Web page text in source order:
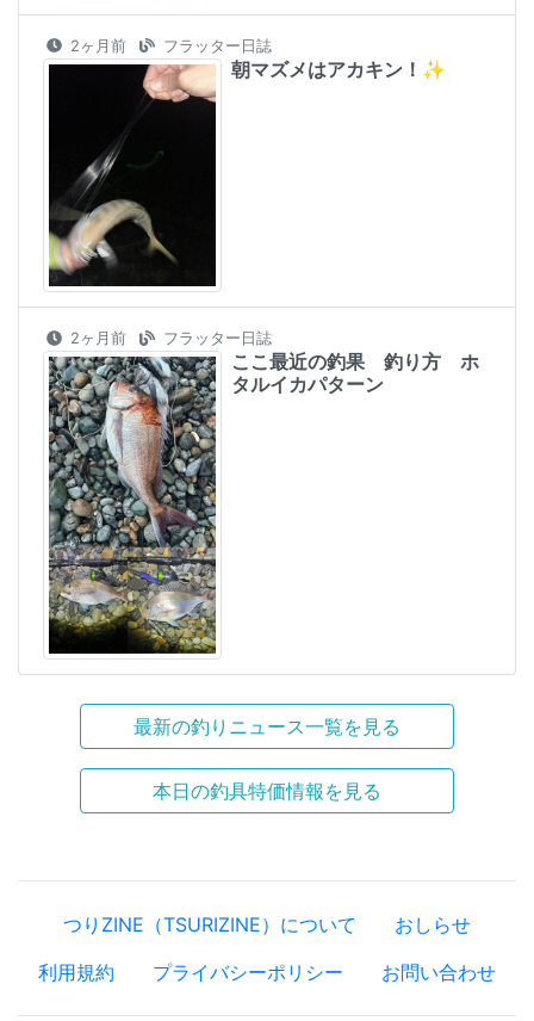
2ヶ月前 フラッター日誌
朝マズメはアカキン！✨
2ヶ月前 フラッター日誌
ここ最近の釣果 釣り方 ホ
タルイカパターン
最新の釣りニュース一覧を見る
本日の釣具特価情報を見る
つりZINE（TSURIZINE）について
おしらせ
利用規約
プライバシーポリシー お問い合わせ